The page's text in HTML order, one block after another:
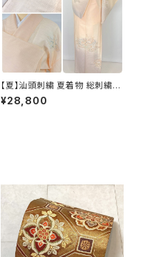
【夏】汕頭刺繍 夏着物 総刺繍
絽 訪問着 正絹 オレンジ サーモ
ンピンク 水色 1243
¥28,800